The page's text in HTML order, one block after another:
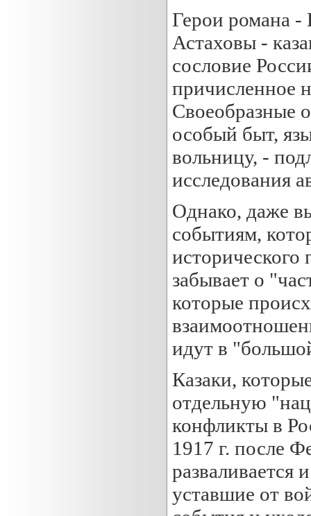
Герои романа
Астаховы -
сословие
причисленное
Своеобразные
особый быт,
вольницу, -
исследования
Однако, даже
событиям,
исторического
забывает о
которые
идут в
Казаки,
отдельную
конфликты в
1917 г. после
разваливается
уставшие от